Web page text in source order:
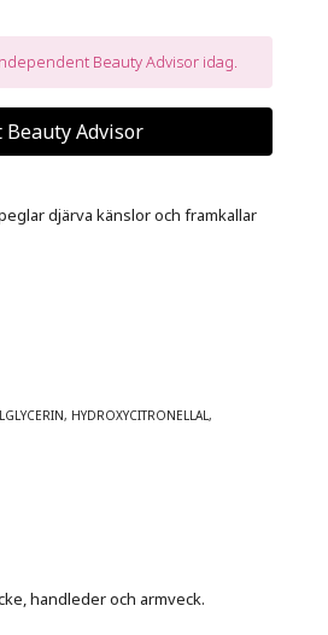
Beauty Advisor idag.
Advisor
djärva känslor och framkallar
HYDROXYCITRONELLAL,
handleder och armveck.